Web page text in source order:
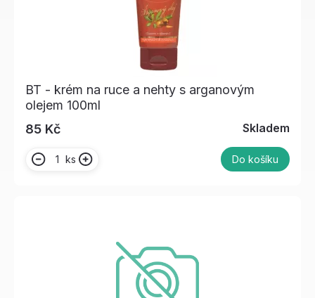
BT - krém na ruce a nehty s arganovým
olejem 100ml
85 Kč
Skladem
ks Do košíku